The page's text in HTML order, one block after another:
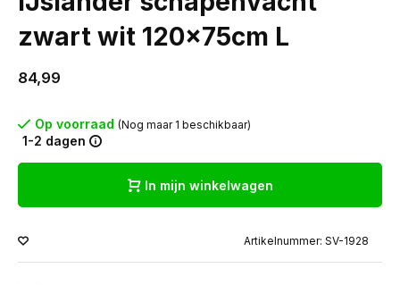
zwart wit 120x75cm L
84,99
Op voorraad (Nog maar 1 beschikbaar)
1-2 dagen
In mijn winkelwagen
Artikelnummer: SV-1928